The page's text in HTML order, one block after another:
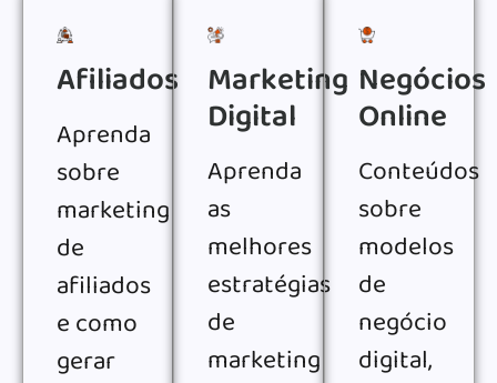
Afiliados
Aprenda
sobre
marketing
de
afiliados
e como
gerar
Marketing
Digital
Aprenda
as
melhores
estratégias
de
marketing
Negócios
Online
Conteúdos
sobre
modelos
de
negócio
digital,